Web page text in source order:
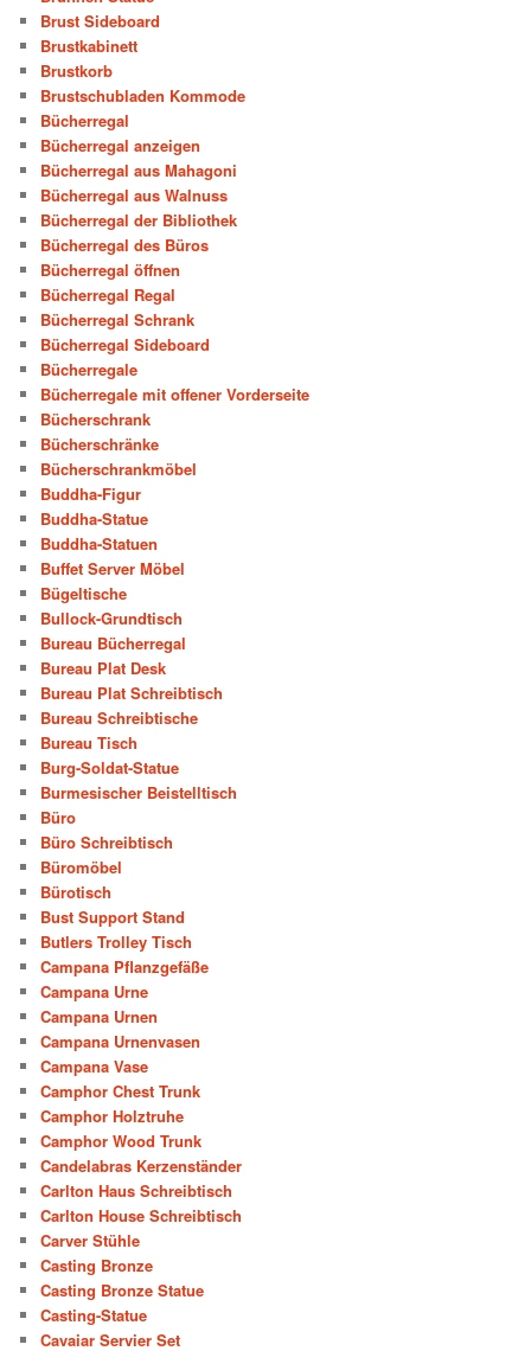
Brust Sideboard
Brustkabinett
Brustkorb
Brustschubladen Kommode
Bücherregal
Bücherregal anzeigen
Bücherregal aus Mahagoni
Bücherregal aus Walnuss
Bücherregal der Bibliothek
Bücherregal des Büros
Bücherregal öffnen
Bücherregal Regal
Bücherregal Schrank
Bücherregal Sideboard
Bücherregale
Bücherregale mit offener Vorderseite
Bücherschrank
Bücherschränke
Bücherschrankmöbel
Buddha-Figur
Buddha-Statue
Buddha-Statuen
Buffet Server Möbel
Bügeltische
Bullock-Grundtisch
Bureau Bücherregal
Bureau Plat Desk
Bureau Plat Schreibtisch
Bureau Schreibtische
Bureau Tisch
Burg-Soldat-Statue
Burmesischer Beistelltisch
Büro
Büro Schreibtisch
Büromöbel
Bürotisch
Bust Support Stand
Butlers Trolley Tisch
Campana Pflanzgefäße
Campana Urne
Campana Urnen
Campana Urnenvasen
Campana Vase
Camphor Chest Trunk
Camphor Holztruhe
Camphor Wood Trunk
Candelabras Kerzenständer
Carlton Haus Schreibtisch
Carlton House Schreibtisch
Carver Stühle
Casting Bronze
Casting Bronze Statue
Casting-Statue
Cavaiar Servier Set